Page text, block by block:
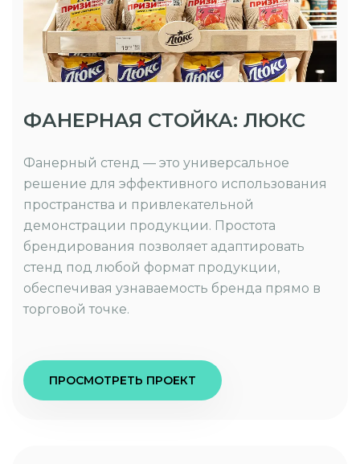
ФАНЕРНАЯ СТОЙКА: ЛЮКС
Фанерный стенд — это универсальное
решение для эффективного использования
пространства и привлекательной
демонстрации продукции. Простота
брендирования позволяет адаптировать
стенд под любой формат продукции,
обеспечивая узнаваемость бренда прямо в
торговой точке.
ПРОСМОТРЕТЬ ПРОЕКТ